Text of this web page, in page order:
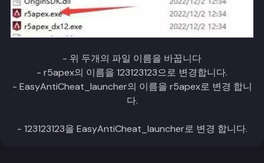
- 위 두개의 파일 이름을 바꿉니다
- r5apex의 이름을 123123123으로 변경합니다.
- EasyAntiCheat_launcher의 이름을 r5apex로 변경 합니
다.
- 123123123을 EasyAntiCheat_launcher로 변경 합니다.